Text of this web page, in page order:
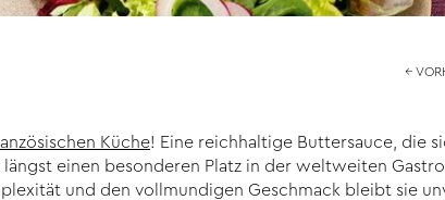
←
Küche! Eine reichhaltige Buttersauce, die
einen besonderen Platz in der weltweiten
und den vollmundigen Geschmack bleibt sie